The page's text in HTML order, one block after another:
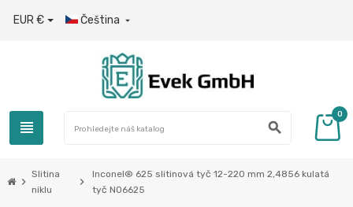
EUR € Čeština 
view_headline search
0
chevron_right
Slitina
niklu
chevron_right
Inconel® 625 slitinová tyč 12-220 mm 2,4856 kulatá
tyč N06625